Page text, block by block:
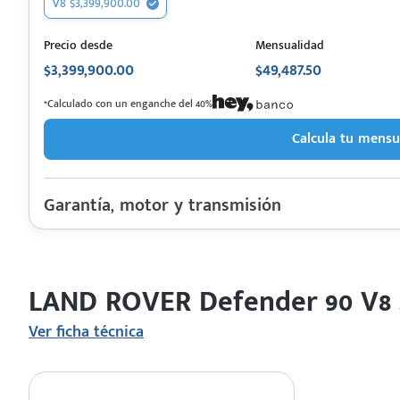
Precio desde
$3,399,900.00
Mensualidad
$49,487.50
*Calculado con un enganche del 40%
Calcula tu
Garantía, motor y transmisión
Garantía
Último rediseño
Colores disponibles
LAND ROVER Defender 90
Ver ficha técnica
más
estoy viendo 😀